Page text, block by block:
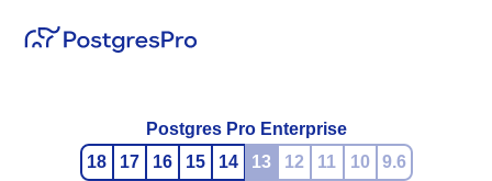
Postgres Pro Enterprise
18
17 16 15 14 13 12 11 10 9.6